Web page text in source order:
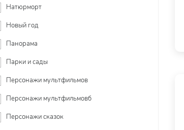
Натюрморт
Новый год
Панорама
Парки и сады
Персонажи мультфильмов
Персонажи мультфильмовб
Персонажи сказок